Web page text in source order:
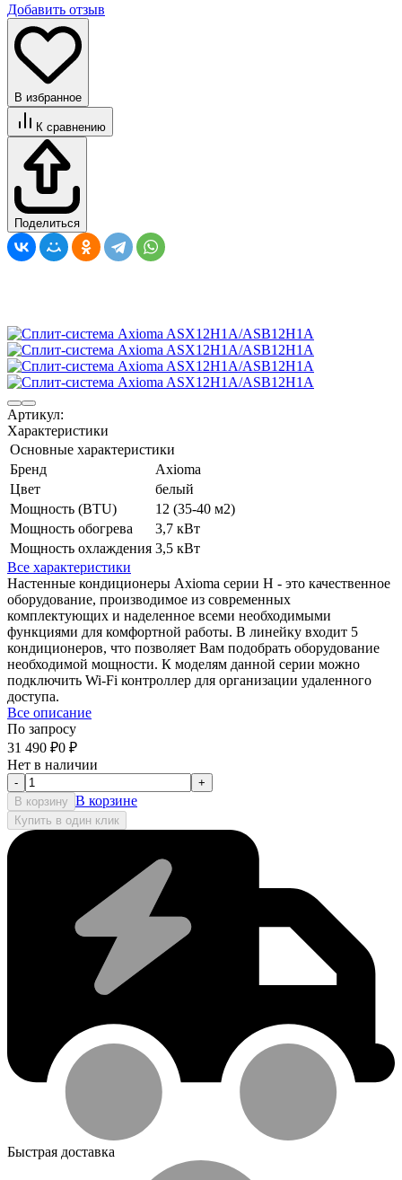
Добавить отзыв
В избранное
К сравнению
Поделиться
Артикул:
Характеристики
Основные характеристики
Бренд
Axioma
Цвет
белый
Мощность (BTU)
12 (35-40 м2)
Мощность обогрева
3,7 кВт
Мощность охлаждения 3,5 кВт
Все характеристики
Настенные кондиционеры Axioma серии H - это качественное
оборудование, производимое из современных
комплектующих и наделенное всеми необходимыми
функциями для комфортной работы. В линейку входит 5
кондиционеров, что позволяет Вам подобрать оборудование
необходимой мощности. К моделям данной серии можно
подключить Wi-Fi контроллер для организации удаленного
доступа.
Все описание
По запросу
31 490 ₽0 ₽
Нет в наличии
-
+
В корзину В корзине
Купить в один клик
Быстрая доставка